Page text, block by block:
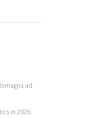
ad
in 2026